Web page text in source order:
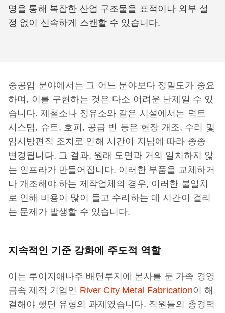
명을 통해 복잡한 산업 구조물을 표적이나 외부 설
정 없이 신속하게 스캔할 수 있습니다.
중공업 분야에서는 그 어느 분야보다 정밀도가 중요
하며, 이를 구현하는 것은 다소 어려운 난제일 수 있
습니다. 제철소나 정유소와 같은 시설에서는 덕트
시스템, 슈트, 호퍼, 공급 빈 등은 현장 개조, 수리 및
임시방편적 조치로 인해 시간이 지남에 따라 종종
변경됩니다. 그 결과, 원래 도면과 거의 일치하지 않
는 인프라가 만들어집니다. 이러한 부품을 교체하거
나 개조해야 하는 제작업체의 경우, 이러한 불일치
로 인해 비용이 많이 들고 수리하는 데 시간이 걸리
는 문제가 발생할 수 있습니다.
지속적인 기준 강화에 주도적 역할
이는 루이지애나주 배턴루지에 본사를 둔 가족 경영
금속 제작 기업인 River City Metal Fabrication이 해
결해야 했던 유형의 과제였습니다. 직원들의 총경력